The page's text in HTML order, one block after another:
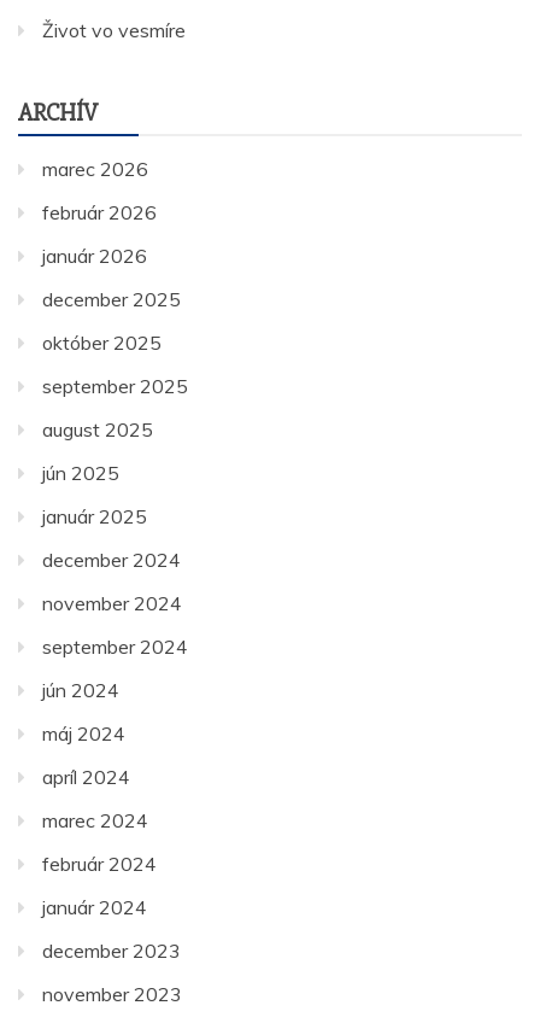
Život vo vesmíre
ARCHÍV
marec 2026
február 2026
január 2026
december 2025
október 2025
september 2025
august 2025
jún 2025
január 2025
december 2024
november 2024
september 2024
jún 2024
máj 2024
apríl 2024
marec 2024
február 2024
január 2024
december 2023
november 2023